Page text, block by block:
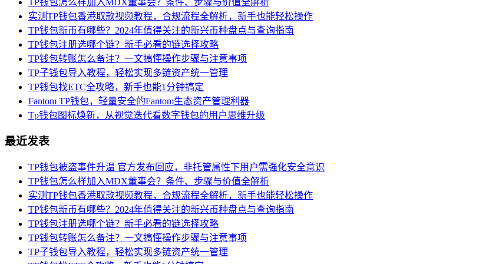
实测TP钱包香港取款视频教程，合规流程全解析，新手也能轻松操作
TP钱包新币有哪些？2024年值得关注的新兴币种盘点与查询指南
TP钱包注册选哪个链？新手必看的链选择攻略
TP钱包转账怎么备注？一文搞懂操作步骤与注意事项
TP子钱包导入教程，轻松实现多链资产统一管理
TP钱包找ETC全攻略，新手也能1分钟搞定
Fantom TP钱包，轻量安全的Fantom生态资产管理利器
Tp钱包图标焕新，从视觉迭代看数字钱包的用户思维升级
最近发表
TP钱包被盗事件升温 官方发布回应，非托管属性下用户需强化安全意识
TP钱包怎么样加入MDX董事会？条件、步骤与价值全解析
实测TP钱包香港取款视频教程，合规流程全解析，新手也能轻松操作
TP钱包新币有哪些？2024年值得关注的新兴币种盘点与查询指南
TP钱包注册选哪个链？新手必看的链选择攻略
TP钱包转账怎么备注？一文搞懂操作步骤与注意事项
TP子钱包导入教程，轻松实现多链资产统一管理